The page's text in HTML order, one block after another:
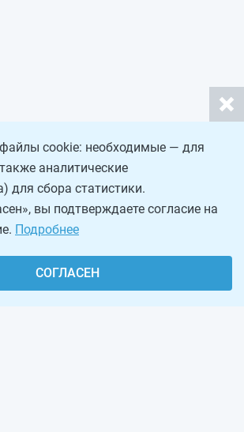
cookie: необходимые — для
аналитические
для сбора статистики.
вы подтверждаете согласие на
Подробнее
СОГЛАСЕН